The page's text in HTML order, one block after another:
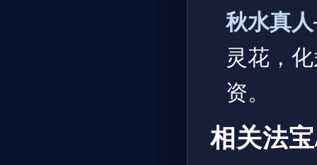
秋水真人
灵花，
资。
相关法